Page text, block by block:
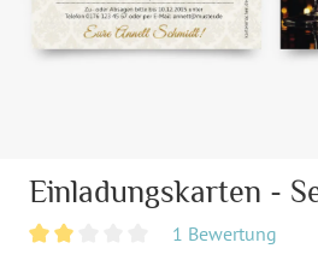
Einladungskarten -
1 Bewertung